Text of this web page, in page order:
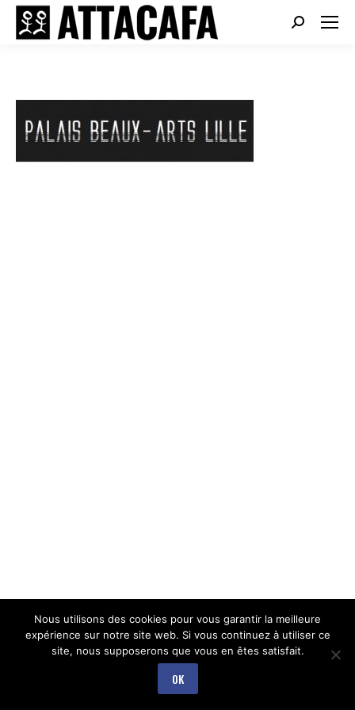
Search:
Nous utilisons des cookies pour vous garantir la meilleure
expérience sur notre site web. Si vous continuez à utiliser ce
site, nous supposerons que vous en êtes satisfait.
OK